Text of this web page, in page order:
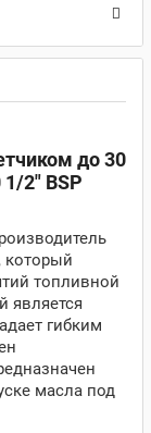
до 30
2" BSP
который
топливной
является
гибким
масла под